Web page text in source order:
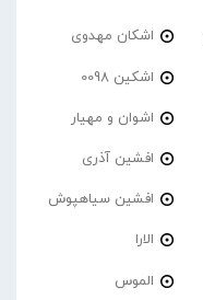
اشکان مهدوی
اشکین 0098
اشوان و مهیار
افشین آذری
افشین سیاهپوش
الارا
الموس